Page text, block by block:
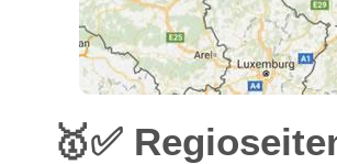
🥇✅